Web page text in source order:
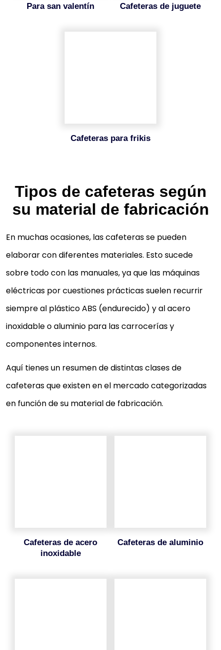
para san valentín cafeteras de juguete
cafeteras para frikis
Tipos de cafeteras según
su material de fabricación
En muchas ocasiones, las cafeteras se pueden
elaborar con diferentes materiales. Esto sucede
sobre todo con las manuales, ya que las máquinas
eléctricas por cuestiones prácticas suelen recurrir
siempre al plástico ABS (endurecido) y al acero
inoxidable o aluminio para las carrocerías y
componentes internos.
Aquí tienes un resumen de distintas clases de
cafeteras que existen en el mercado categorizadas
en función de su material de fabricación.
cafeteras de acero
inoxidable
cafeteras de aluminio